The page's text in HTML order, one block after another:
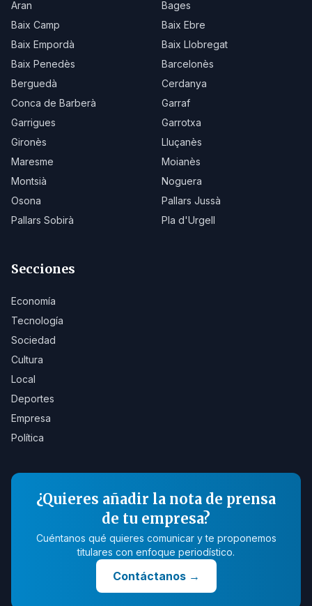
Aran
Bages
Baix Camp
Baix Ebre
Baix Empordà
Baix Llobregat
Baix Penedès
Barcelonès
Berguedà
Cerdanya
Conca de Barberà
Garraf
Garrigues
Garrotxa
Gironès
Lluçanès
Maresme
Moianès
Montsià
Noguera
Osona
Pallars Jussà
Pallars Sobirà
Pla d'Urgell
Secciones
Economía
Tecnología
Sociedad
Cultura
Local
Deportes
Empresa
Política
¿Quieres añadir la nota de prensa
de tu empresa?
Cuéntanos qué quieres comunicar y te proponemos
titulares con enfoque periodístico.
Contáctanos→